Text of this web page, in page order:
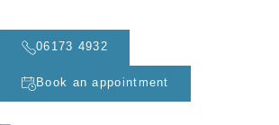
06173 4932
Book an appointment